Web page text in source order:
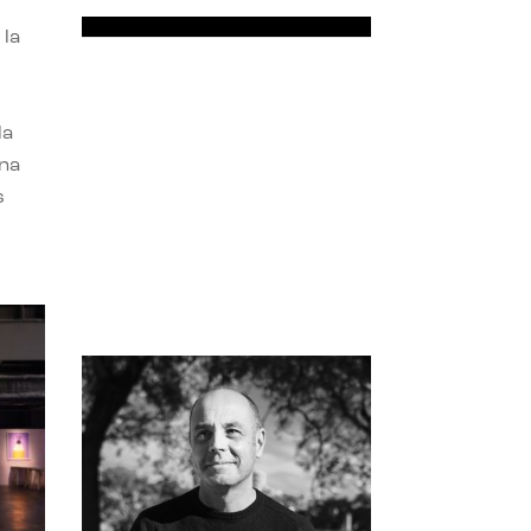
la